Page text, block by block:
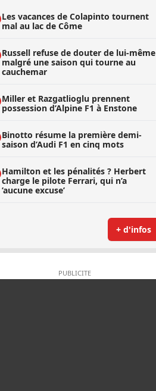
Les vacances de Colapinto tournent
mal au lac de Côme
Russell refuse de douter de lui-même
malgré une saison qui tourne au
cauchemar
Miller et Razgatlioglu prennent
possession d’Alpine F1 à Enstone
Binotto résume la première demi-
saison d’Audi F1 en cinq mots
Hamilton et les pénalités ? Herbert
charge le pilote Ferrari, qui n’a
’aucune excuse’
+ d'infos